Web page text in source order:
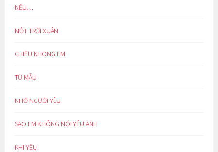
NẾU…
MỘT TRỜI XUÂN
CHIỀU KHÔNG EM
TỪ MẪU
NHỚ NGƯỜI YÊU
SAO EM KHÔNG NÓI YÊU ANH
KHI YÊU